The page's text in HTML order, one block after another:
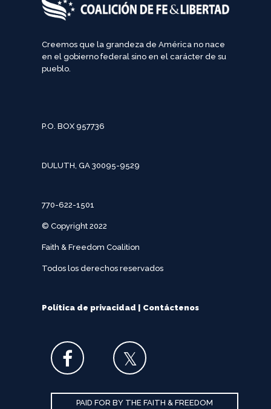
Creemos que la grandeza de América no nace
en el gobierno federal sino en el carácter de su
pueblo.
P.O. BOX 957736
DULUTH, GA 30095-9529
770-622-1501
© Copyright 2022
Faith & Freedom Coalition
Todos los derechos reservados
Política de privacidad | Contáctenos
PAID FOR BY THE FAITH & FREEDOM